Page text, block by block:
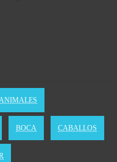
ANIMALES
BOCA CABALLOS